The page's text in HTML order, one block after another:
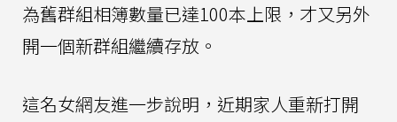
為舊群組相簿數量已達100本上限，才又另外
開一個新群組繼續存放。
這名女網友進一步說明，近期家人重新打開